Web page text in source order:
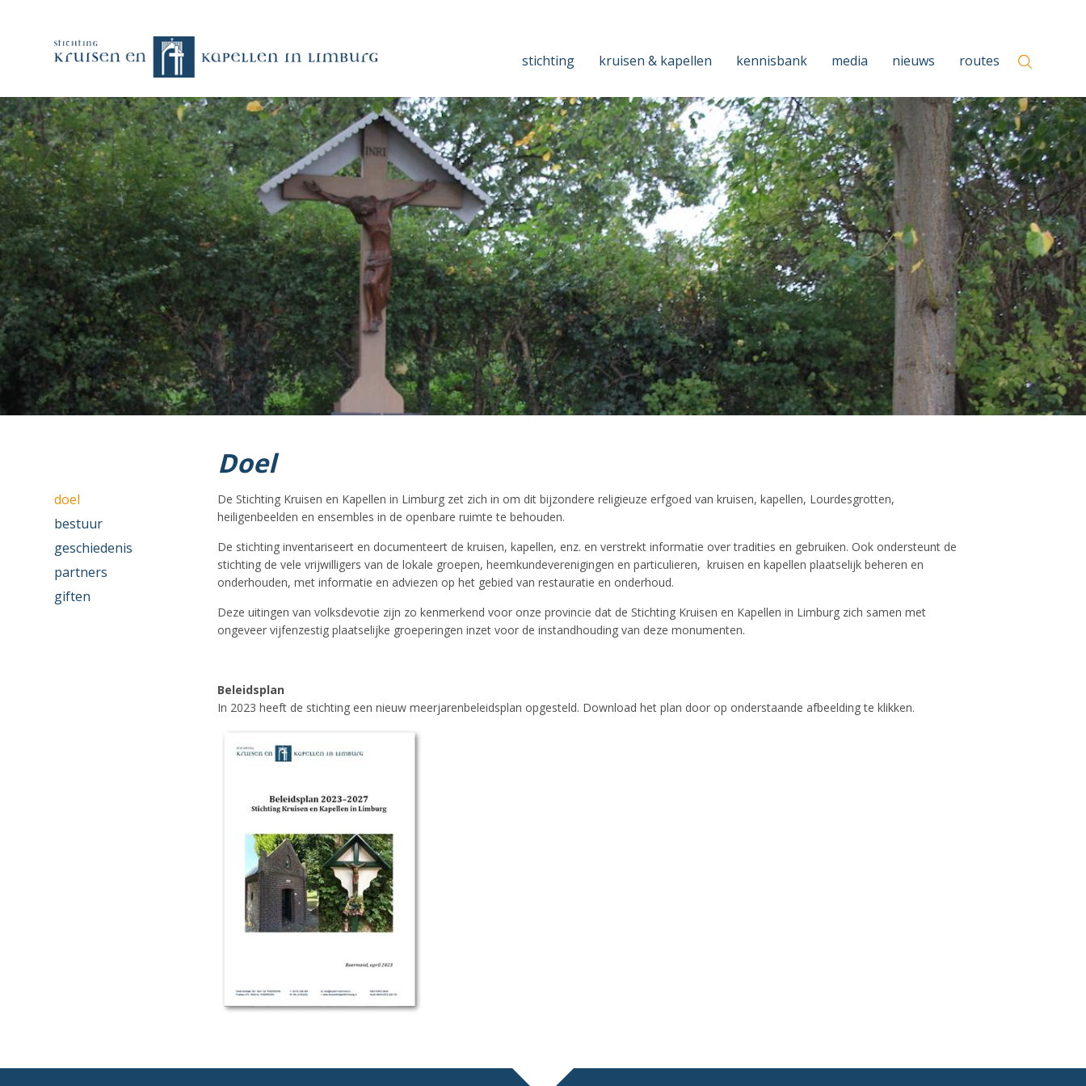
stichting kruisen & kapellen kennisbank media nieuws routes
doel
bestuur
geschiedenis
partners
giften
Doel
De Stichting Kruisen en Kapellen in Limburg zet zich in om dit bijzondere religieuze erfgoed van kruisen, kapellen, Lourdesgrotten,
heiligenbeelden en ensembles in de openbare ruimte te behouden.
De stichting inventariseert en documenteert de kruisen, kapellen, enz. en verstrekt informatie over tradities en gebruiken. Ook ondersteunt de
stichting de vele vrijwilligers van de lokale groepen, heemkundeverenigingen en particulieren, kruisen en kapellen plaatselijk beheren en
onderhouden, met informatie en adviezen op het gebied van restauratie en onderhoud.
Deze uitingen van volksdevotie zijn zo kenmerkend voor onze provincie dat de Stichting Kruisen en Kapellen in Limburg zich samen met
ongeveer vijfenzestig plaatselijke groeperingen inzet voor de instandhouding van deze monumenten.
Beleidsplan
In 2023 heeft de stichting een nieuw meerjarenbeleidsplan opgesteld. Download het plan door op onderstaande afbeelding te klikken.